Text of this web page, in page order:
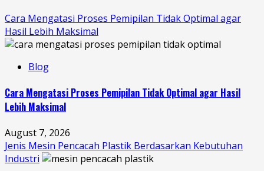
Cara Mengatasi Proses Pemipilan Tidak Optimal agar
Hasil Lebih Maksimal
Blog
Cara Mengatasi Proses Pemipilan Tidak Optimal agar Hasil
Lebih Maksimal
August 7, 2026
Jenis Mesin Pencacah Plastik Berdasarkan Kebutuhan
Industri